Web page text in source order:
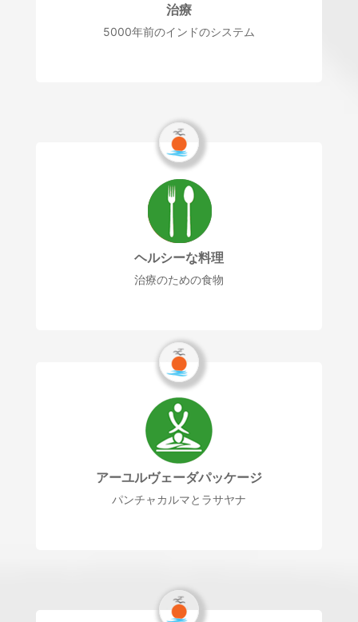
治療
5000年前のインドのシステム
ヘルシーな料理
治療のための食物
アーユルヴェーダパッケージ
パンチャカルマとラサヤナ